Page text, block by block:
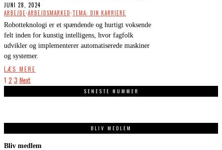
JUNI 28, 2024
ARBEJDE·ARBEJDSMARKED·TEMA: DIN KARRIERE
Robotteknologi er et spændende og hurtigt voksende
felt inden for kunstig intelligens, hvor fagfolk
udvikler og implementerer automatiserede maskiner
og systemer.
LÆS MERE
1 2 3 Next
SENESTE NUMMER
BLIV MEDLEM
Bliv medlem